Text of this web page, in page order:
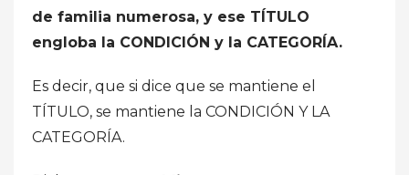
de familia numerosa, y ese TÍTULO
engloba la CONDICIÓN y la CATEGORÍA.
Es decir, que si dice que se mantiene el
TÍTULO, se mantiene la CONDICIÓN Y LA
CATEGORÍA.